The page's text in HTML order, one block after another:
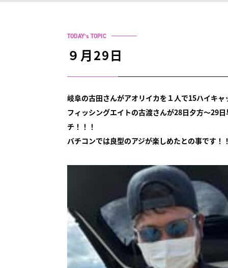
TODAY’s TOPIC
９月29日
岐阜の古田さんがアオリイカを１人で15ハイキャ
フィッシングエイトの古渡さんが28日夕方～29
チ！！！
バチコンでは良型のアジが楽しめたとの事です！